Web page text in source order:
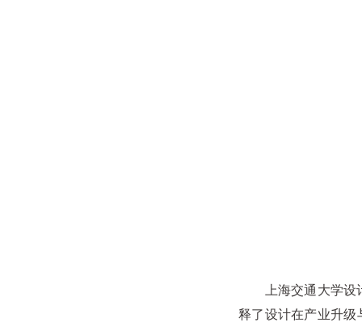
上海交通大学设计
释了设计在产业升级